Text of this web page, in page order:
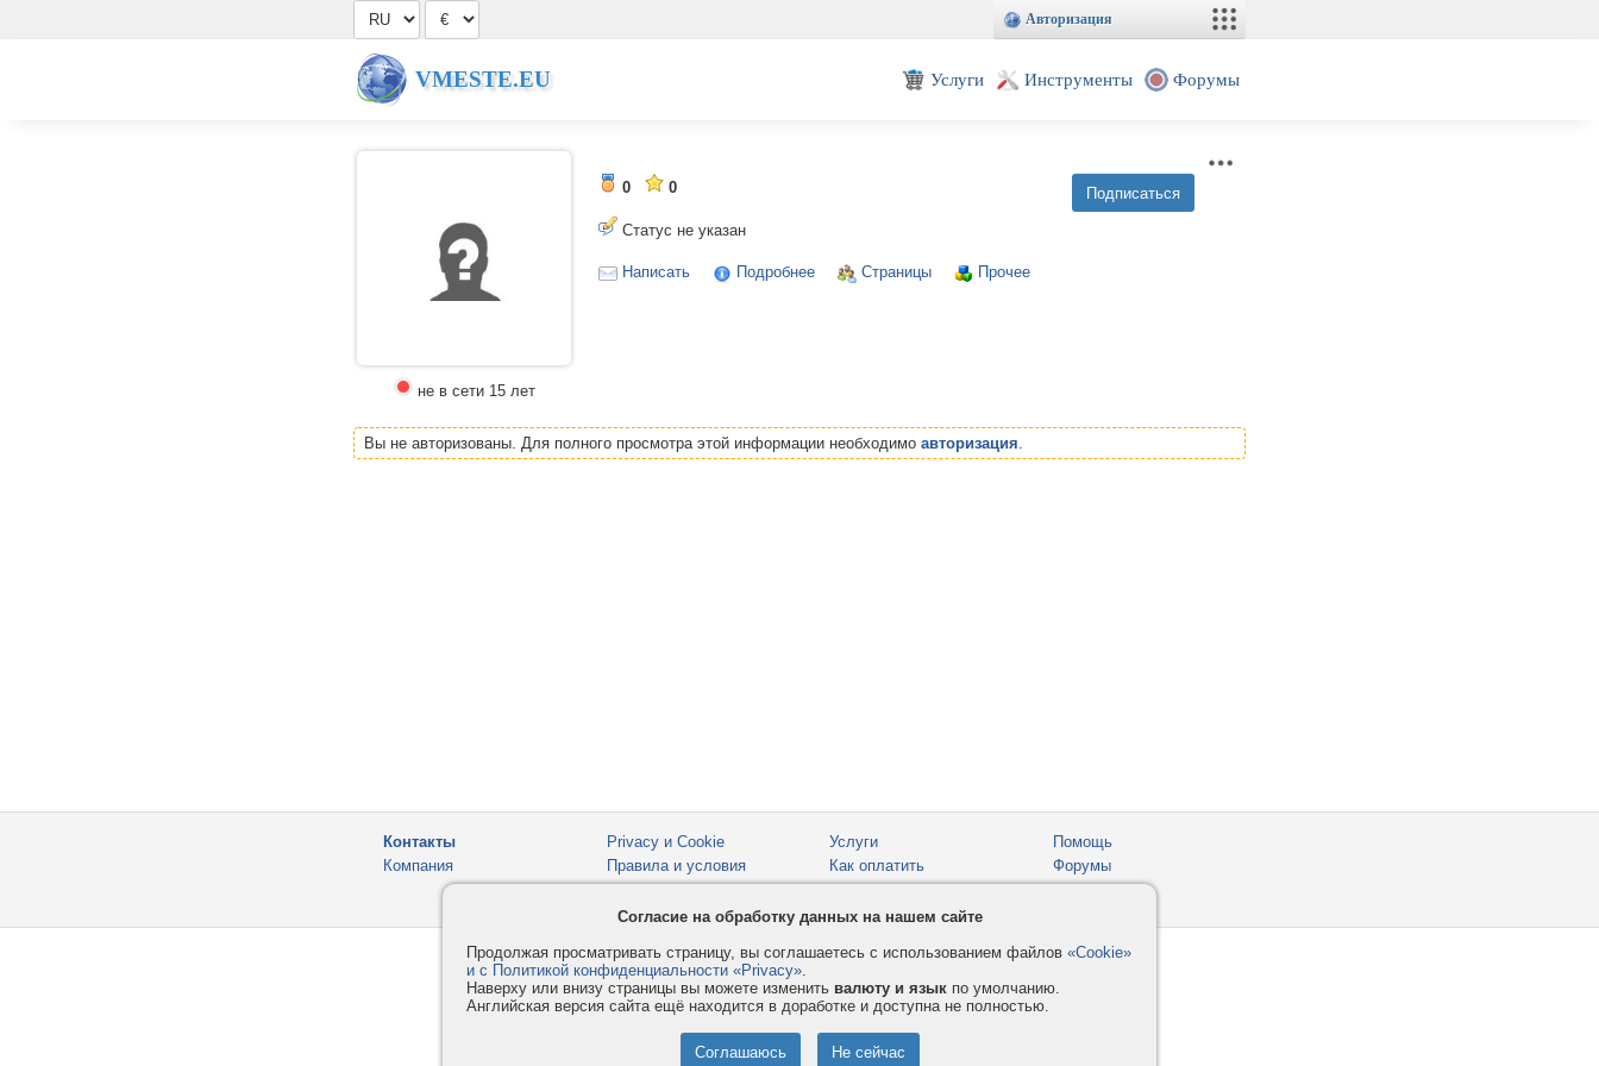
Авторизация
VMESTE.EU Услуги Инструменты Форумы
не в сети 15 лет
0 0
Статус не указан
Написать Подробнее Страницы Прочее
Вы не авторизованы. Для полного просмотра этой информации необходимо авторизация.
Контакты
Компания
Privacy и Cookie
Правила и условия
Услуги
Как оплатить
Помощь
Форумы
Согласие на обработку данных на нашем сайте
Продолжая просматривать страницу, вы соглашаетесь с использованием файлов «Cookie»
и с Политикой конфиденциальности «Privacy».
Наверху или внизу страницы вы можете изменить валюту и язык по умолчанию.
Английская версия сайта ещё находится в доработке и доступна не полностью.